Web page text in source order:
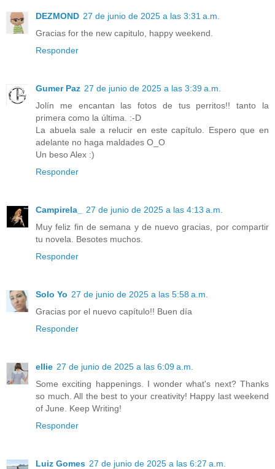
DEZMOND 27 de junio de 2025 a las 3:31 a.m.
Gracias for the new capitulo, happy weekend.
Responder
Gumer Paz 27 de junio de 2025 a las 3:39 a.m.
Jolín me encantan las fotos de tus perritos!! tanto la
primera como la última. :-D
La abuela sale a relucir en este capítulo. Espero que en
adelante no haga maldades O_O
Un beso Alex :)
Responder
Campirela_
27 de junio de 2025 a las 4:13 a.m.
Muy feliz fin de semana y de nuevo gracias, por compartir
tu novela. Besotes muchos.
Responder
Solo Yo 27 de junio de 2025 a las 5:58 a.m.
Gracias por el nuevo capítulo!! Buen día
Responder
ellie 27 de junio de 2025 a las 6:09 a.m.
Some exciting happenings. I wonder what's next? Thanks
so much. All the best to your creativity! Happy last weekend
of June. Keep Writing!
Responder
Luiz Gomes 27 de junio de 2025 a las 6:27 a.m.